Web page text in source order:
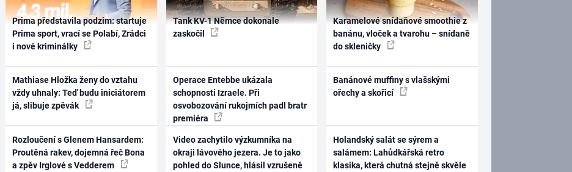
Prima představila podzim: startuje
Prima sport, vrací se Polabí, Zrádci
i nové kriminálky
Mathiase Hložka ženy do vztahu
vždy uhnaly: Teď budu iniciátorem
já, slibuje zpěvák
Rozloučení s Glenem Hansardem:
Proutěná rakev, dojemná řeč Bona
a zpěv Irglové s Vedderem
Tank KV-1 Němce dokonale
zaskočil
Operace Entebbe ukázala
schopnosti Izraele. Při
osvobozování rukojmích padl bratr
premiéra
Video zachytilo výzkumníka na
okraji lávového jezera. Je to jako
pohled do Slunce, hlásil vzrušeně
Karamelové snídaňové smoothie z
banánu, vloček a tvarohu – snídaně
do skleničky
Banánové muffiny s vlašskými
ořechy a skořicí
Holandský salát se sýrem a
salámem: Lahůdkářská retro
klasika, která chutná stejně skvěle